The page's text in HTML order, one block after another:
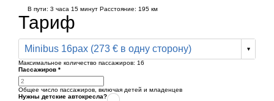
В пути: 3 часа 15 минут Расстояние: 195 км
Тариф
Minibus 16pax (273 € в одну сторону)
Максимальное количество пассажиров: 16
Пассажиров *
Общее число пассажиров, включая детей и младенцев
Нужны детские автокресла?